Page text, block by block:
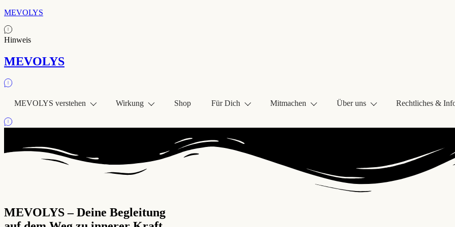
MEVOLYS
Hinweis
MEVOLYS
MEVOLYS verstehen Wirkung Shop Für Dich Mitmachen Über uns Rechtliches &
MEVOLYS – Deine Begleitung